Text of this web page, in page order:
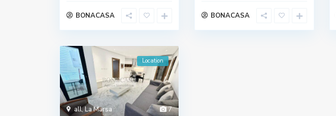
BONACASA BONACASA
7
all,La Marsa
Location